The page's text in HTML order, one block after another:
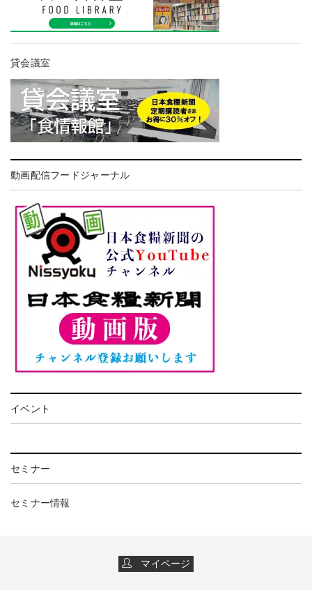
貸会議室
動画配信フードジャーナル
イベント
セミナー
セミナー情報
マイページ